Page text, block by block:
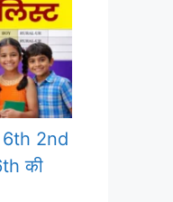
2nd
की